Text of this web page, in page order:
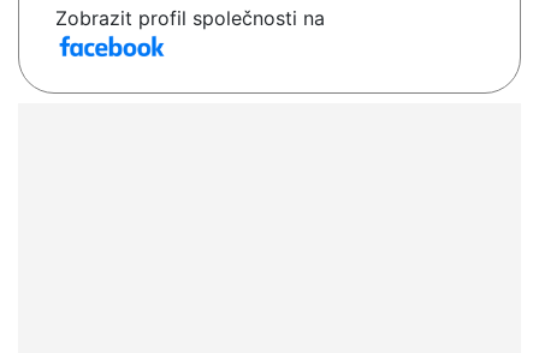
Zobrazit profil společnosti na